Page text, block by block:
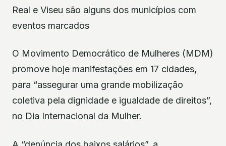
Real e Viseu são alguns dos municípios com
eventos marcados
O Movimento Democrático de Mulheres (MDM)
promove hoje manifestações em 17 cidades,
para “assegurar uma grande mobilização
coletiva pela dignidade e igualdade de direitos”,
no Dia Internacional da Mulher.